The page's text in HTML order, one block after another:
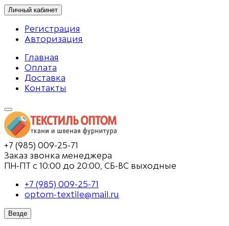
Личный кабинет
Регистрация
Авторизация
Главная
Оплата
Доставка
Контакты
+7 (985) 009-25-71
Заказ звонка менеджера
ПН-ПТ с 10:00 до 20:00, СБ-ВС выходные
+7 (985) 009-25-71
optom-textile@mail.ru
Везде